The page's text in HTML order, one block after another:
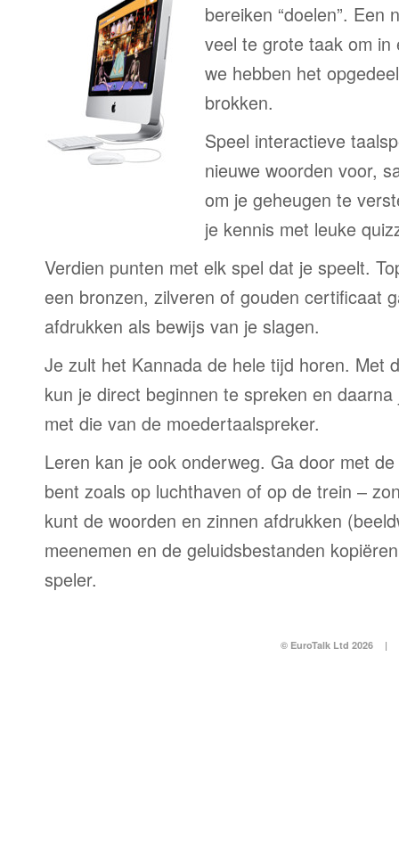
bereiken “doelen”. Een
veel te grote taak om
we hebben het
brokken.
Speel interactieve
nieuwe woorden voor,
om je geheugen te
je kennis met leuke
Verdien punten met elk spel dat je speelt.
een bronzen, zilveren of gouden certificaat
afdrukken als bewijs van je slagen.
Je zult het Kannada de hele tijd horen. Met
kun je direct beginnen te spreken en
met die van de moedertaalspreker.
Leren kan je ook onderweg. Ga door met
bent zoals op luchthaven of op de trein –
kunt de woorden en zinnen afdrukken
meenemen en de geluidsbestanden
speler.
© EuroTalk Ltd 2026 |